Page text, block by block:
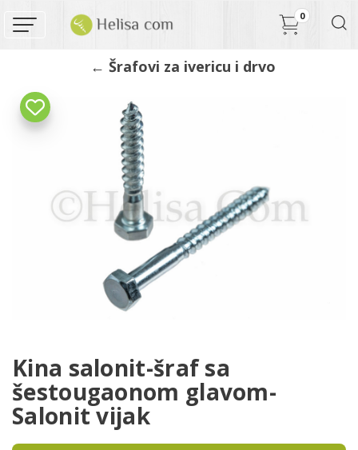
0
← Šrafovi za ivericu i drvo
Kina salonit-šraf sa
šestougaonom glavom-
Salonit vijak